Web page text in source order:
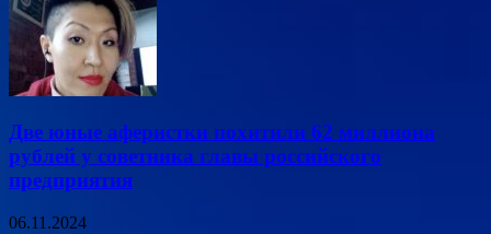
Две юные аферистки похитили 62 миллиона
рублей у советника главы российского
предприятия
06.11.2024